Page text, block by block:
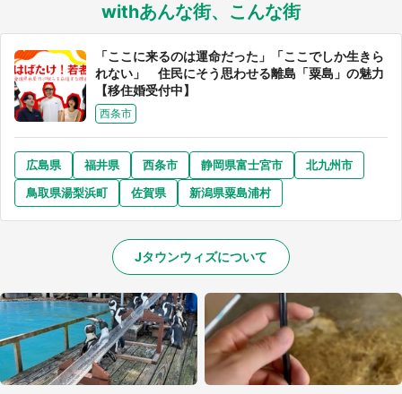
withあんな街、こんな街
「ここに来るのは運命だった」「ここでしか生きら
れない」 住民にそう思わせる離島「粟島」の魅力
【移住婚受付中】
西条市
広島県 福井県 西条市 静岡県富士宮市
北九州市
鳥取県湯梨浜町
佐賀県 新潟県粟島浦村
Jタウンウィズについて